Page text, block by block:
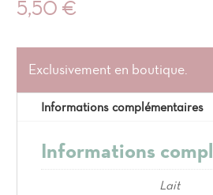
5,50 €
Exclusivement en boutique.
Informations complémentaires
Informations
Lait